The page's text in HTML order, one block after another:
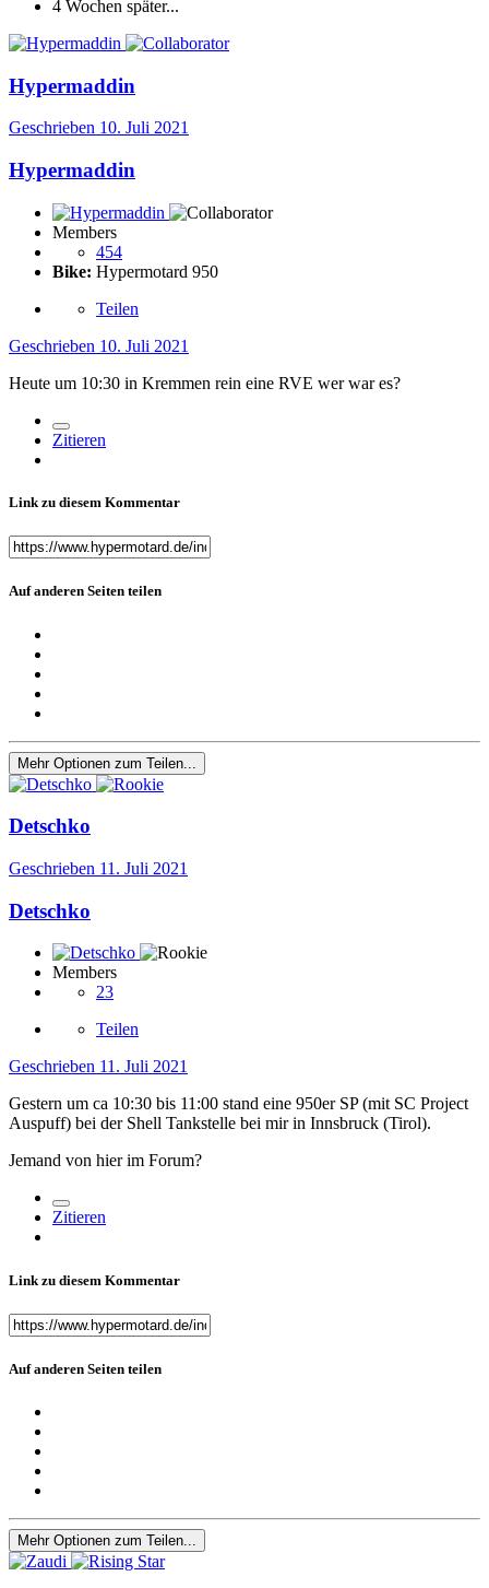
4 Wochen später...
Hypermaddin
Geschrieben 10. Juli 2021
Hypermaddin
Members
454
Bike: Hypermotard 950
Teilen
Geschrieben 10. Juli 2021
Heute um 10:30 in Kremmen rein eine RVE wer war es?
Zitieren
Link zu diesem Kommentar
Auf anderen Seiten teilen
Mehr Optionen zum Teilen...
Detschko
Geschrieben 11. Juli 2021
Detschko
Members
23
Teilen
Geschrieben 11. Juli 2021
Gestern um ca 10:30 bis 11:00 stand eine 950er SP (mit SC Project
Auspuff) bei der Shell Tankstelle bei mir in Innsbruck (Tirol).
Jemand von hier im Forum?
Zitieren
Link zu diesem Kommentar
Auf anderen Seiten teilen
Mehr Optionen zum Teilen...